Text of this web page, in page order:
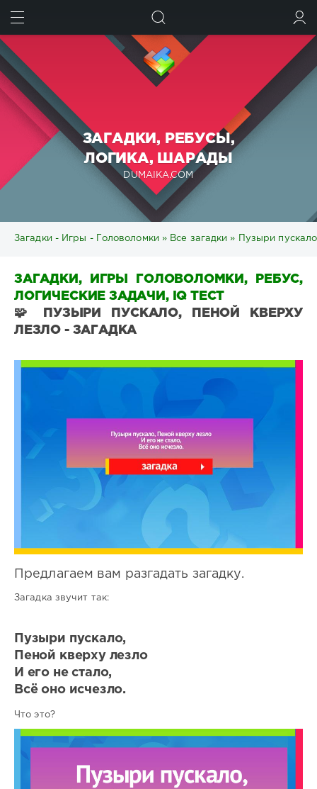
ЗАГАДКИ, РЕБУСЫ,
ЛОГИКА, ШАРАДЫ
DUMAIKA.COM
Загадки - Игры - Головоломки » Все загадки » Пузыри
ЗАГАДКИ, ИГРЫ ГОЛОВОЛОМКИ, РЕБУС,
ЛОГИЧЕСКИЕ ЗАДАЧИ, IQ ТЕСТ
🧩 ПУЗЫРИ ПУСКАЛО, ПЕНОЙ КВЕРХУ
ЛЕЗЛО - ЗАГАДКА
Предлагаем вам разгадать загадку.
Загадка звучит так:
Пузыри пускало,
Пеной кверху лезло
И его не стало,
Всё оно исчезло.
Что это?